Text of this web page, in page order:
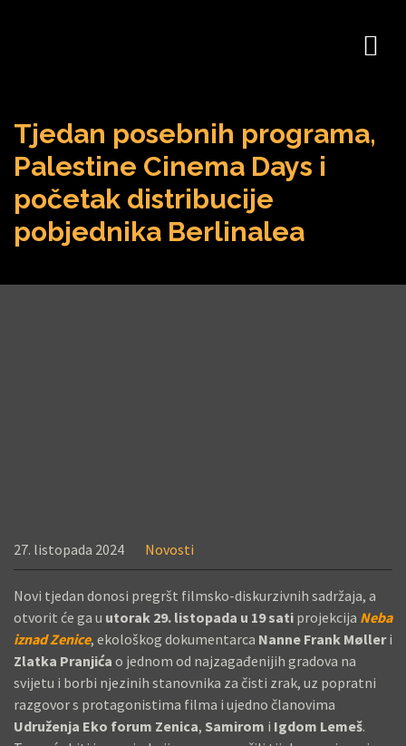
Tjedan posebnih programa,
Palestine Cinema Days i
početak distribucije
pobjednika Berlinalea
27. listopada 2024 Novosti
T
J
E
D
A
N
P
Novi tjedan donosi pregršt filmsko-diskurzivnih sadržaja, a
otvorit će ga u utorak 29. listopada u 19 sati projekcija Neba
iznad Zenice, ekološkog dokumentarca Nanne Frank Mølleri
Zlatka Pranjića o jednom od najzagađenijih gradova na
svijetu i borbi njezinih stanovnika za čisti zrak, uz popratni
razgovor s protagonistima filma i ujedno članovima
Udruženja Eko forum Zenica, Samirom i Igdom Lemeš.